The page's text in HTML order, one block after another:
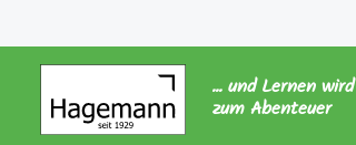
... und Lernen wird
zum Abenteuer